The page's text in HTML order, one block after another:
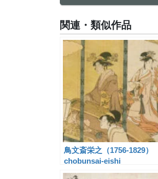
関連・類似作品
鳥文斎栄之（1756-1829）
chobunsai-eishi